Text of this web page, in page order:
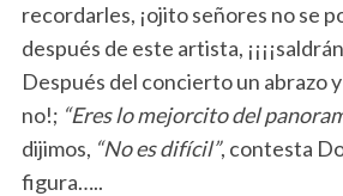
recordarles, ¡ojito señores no se
después de este artista,
Después del concierto un abrazo
no!; “Eres lo mejorcito del
dijimos, “No es difícil”, contesta
figura…..